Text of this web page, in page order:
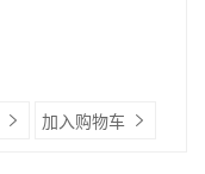
加入购物车